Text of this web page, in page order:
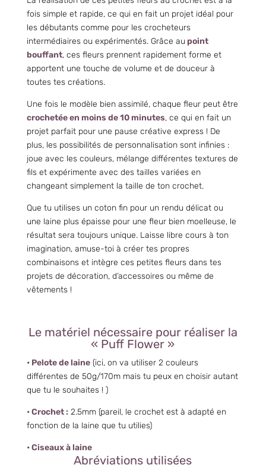
fois simple et rapide, ce qui en fait un projet idéal pour
les débutants comme pour les crocheteurs
intermédiaires ou expérimentés. Grâce au point
bouffant, ces fleurs prennent rapidement forme et
apportent une touche de volume et de douceur à
toutes tes créations.
Une fois le modèle bien assimilé, chaque fleur peut être
crochetée en moins de 10 minutes, ce qui en fait un
projet parfait pour une pause créative express ! De
plus, les possibilités de personnalisation sont infinies :
joue avec les couleurs, mélange différentes textures de
fils et expérimente avec des tailles variées en
changeant simplement la taille de ton crochet.
Que tu utilises un coton fin pour un rendu délicat ou
une laine plus épaisse pour une fleur bien moelleuse, le
résultat sera toujours unique. Laisse libre cours à ton
imagination, amuse-toi à créer tes propres
combinaisons et intègre ces petites fleurs dans tes
projets de décoration, d’accessoires ou même de
vêtements !
Le matériel nécessaire pour réaliser la
« Puff Flower »
• Pelote de laine(ici, on va utiliser 2 couleurs
différentes de 50g/170m mais tu peux en choisir autant
que tu le souhaites ! )
• Crochet : 2.5mm (pareil, le crochet est à adapté en
fonction de la laine que tu utilies)
• Ciseaux à laine
Abréviations utilisées